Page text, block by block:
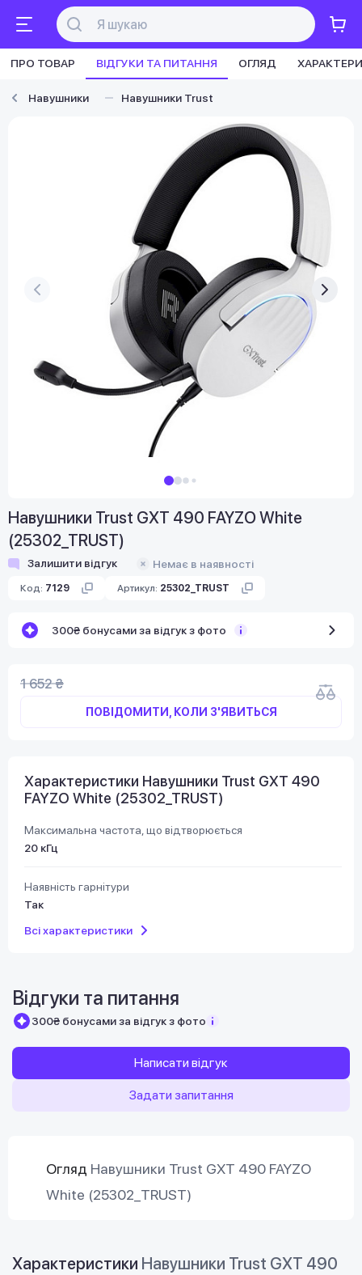
ПРО ТОВАР ВІДГУКИ ТА ПИТАННЯ ОГЛЯД
Навушники Навушники Trust
Навушники Trust GXT 490 FAYZO White
(25302_TRUST)
Залишити відгук Немає в наявності
Код: 7129 Артикул: 25302_TRUST
300₴ бонусами за відгук з фото
1 652 ₴
ПОВІДОМИТИ, КОЛИ З'ЯВИТЬСЯ
Характеристики Навушники Trust GXT 490
FAYZO White (25302_TRUST)
Максимальна частота, що відтворюється
20 кГц
Наявність гарнітури
Так
Всі характеристики
Відгуки та питання
300₴ бонусами за відгук з фото
Написати відгук
Задати запитання
Огляд Навушники Trust GXT 490 FAYZO
White (25302_TRUST)
Характеристики Навушники Trust GXT 490